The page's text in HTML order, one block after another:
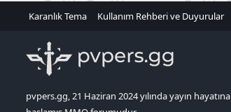
Karanlık Tema Kullanım Rehberi ve Duyurular
pvpers.gg, 21 Haziran 2024 yılında yayın hayatına